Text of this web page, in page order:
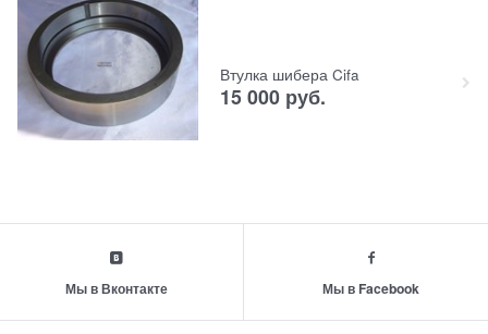
Втулка шибера Cifa
15 000 руб.
Мы в Вконтакте Мы в Facebook